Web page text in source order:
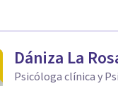
para
de trabajar
Dániza La
Psicóloga clínica y